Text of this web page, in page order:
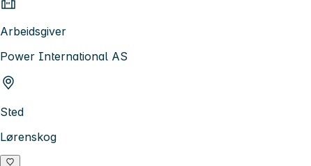
Arbeidsgiver
Power International AS
Sted
Lørenskog